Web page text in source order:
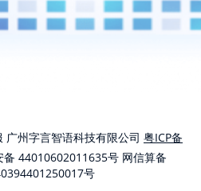
州字言智语科技有限公司 粤ICP备
备 44010602011635号 网信算备
号